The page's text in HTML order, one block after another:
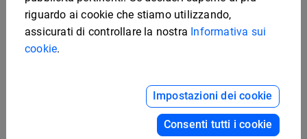
riguardo ai cookie che stiamo utilizzando,
assicurati di controllare la nostra Informativa sui
cookie.
Impostazioni dei cookie
Consenti tutti i cookie